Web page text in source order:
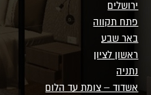
ירושלים
פתח תקווה
באר שבע
ראשון לציון
נתניה
אשדוד – צומת עד הלום